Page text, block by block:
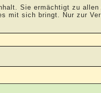
Sie ermächtigt zu
mit sich bringt. Nur zur